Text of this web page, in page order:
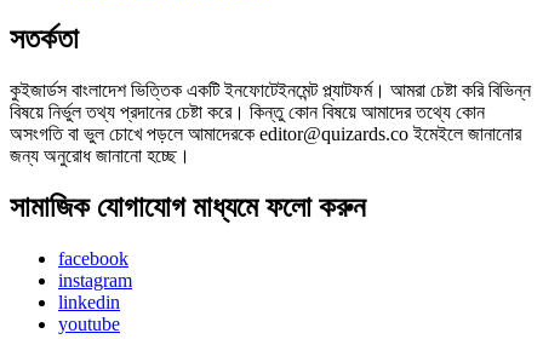
সতর্কতা
কুইজার্ডস বাংলাদেশ ভিত্তিক একটি ইনফোটেইনমেন্ট প্ল্যাটফর্ম। আমরা চেষ্টা করি বিভিন্ন
বিষয়ে নির্ভুল তথ্য প্রদানের চেষ্টা করে। কিন্তু কোন বিষয়ে আমাদের তথ্যে কোন
অসংগতি বা ভুল চোখে পড়লে আমাদেরকে editor@quizards.co ইমেইলে জানানোর
জন্য অনুরোধ জানানো হচ্ছে।
সামাজিক যোগাযোগ মাধ্যমে ফলো করুন
facebook
instagram
linkedin
youtube